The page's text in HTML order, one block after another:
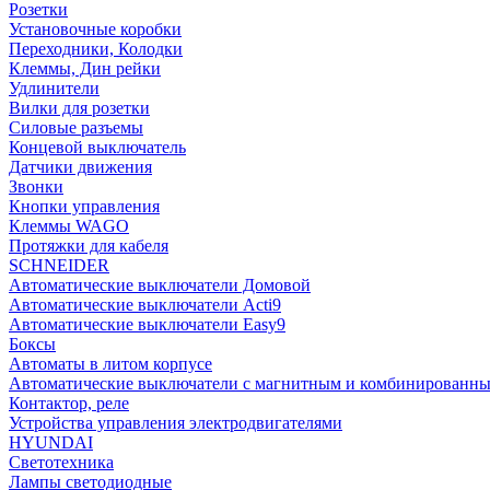
Розетки
Установочные коробки
Переходники, Колодки
Клеммы, Дин рейки
Удлинители
Вилки для розетки
Силовые разъемы
Концевой выключатель
Датчики движения
Звонки
Кнопки управления
Клеммы WAGO
Протяжки для кабеля
SCHNEIDER
Автоматические выключатели Домовой
Автоматические выключатели Acti9
Автоматические выключатели Easy9
Боксы
Автоматы в литом корпусе
Автоматические выключатели с магнитным и
Контактор, реле
Устройства управления электродвигателями
HYUNDAI
Светотехника
Лампы светодиодные